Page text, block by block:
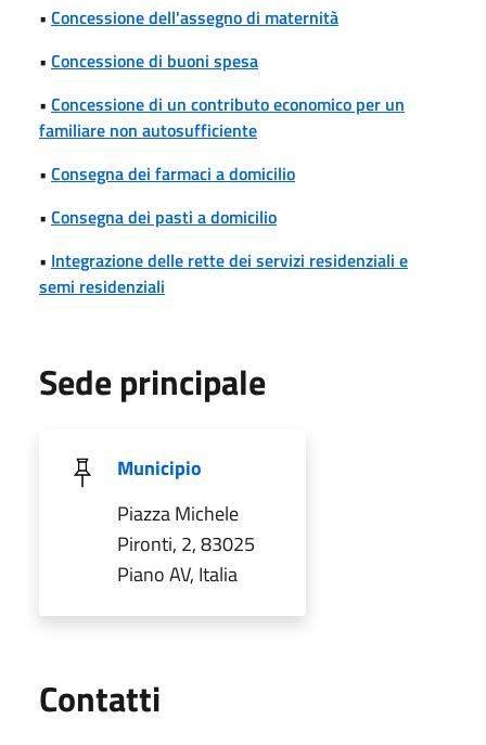
• Concessione dell'assegno di maternità
• Concessione di buoni spesa
• Concessione di un contributo economico per un
familiare non autosufficiente
• Consegna dei farmaci a domicilio
• Consegna dei pasti a domicilio
• Integrazione delle rette dei servizi residenziali e
semi residenziali
Sede principale
Municipio
Piazza Michele
Pironti, 2, 83025
Piano AV, Italia
Contatti